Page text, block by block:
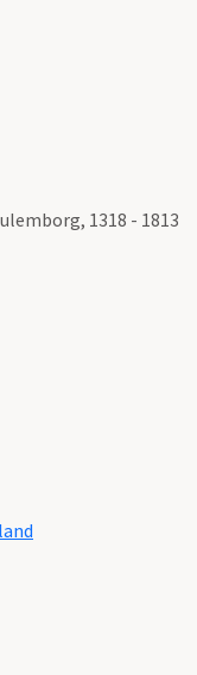
1318 - 1813